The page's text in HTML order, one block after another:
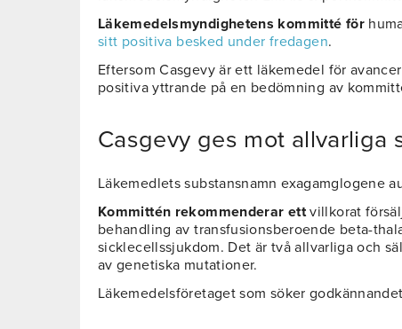
Läkemedelsmyndighetens kommitté för
sitt positiva besked under fredagen.
Eftersom Casgevy är ett läkemedel för
positiva yttrande på en bedömning av
Casgevy ges mot allvarliga
Läkemedlets substansnamn exagamglogene
Kommittén rekommenderar ettvillkorat
behandling av transfusionsberoende beta-
sicklecellssjukdom. Det är två allvarliga och
av genetiska mutationer.
Läkemedelsföretaget som söker